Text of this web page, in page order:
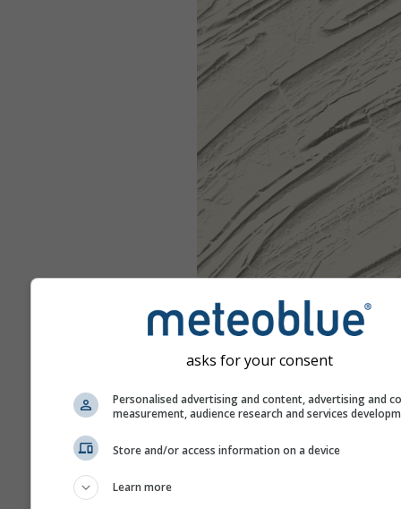
asks for your consent
Personalised advertising and content, advertising and
measurement, audience research and services
Store and/or access information on a device
Learn more